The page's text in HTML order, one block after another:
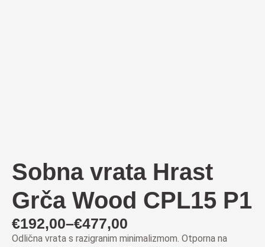
Sobna vrata Hrast
Grča Wood CPL15 P1
€192,00–€477,00
Raspon
Odlična vrata s razigranim minimalizmom. Otporna na